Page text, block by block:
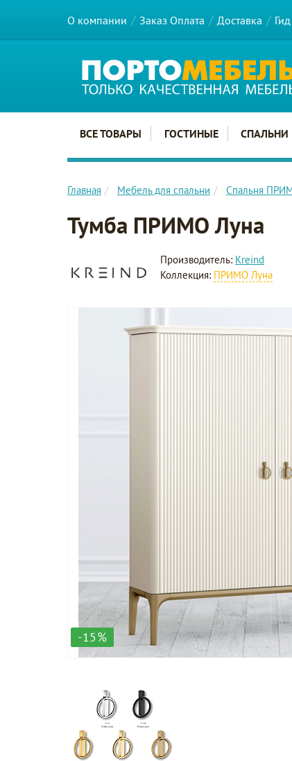
О компании Заказ Оплата Доставка
Главное меню сайта
ВСЕ ТОВАРЫ ГОСТИНЫЕ СПАЛЬНИ
Главная Мебель для спальни Спальня
Тумба ПРИМО Луна
Производитель: Kreind
Коллекция: ПРИМО Луна
-15%